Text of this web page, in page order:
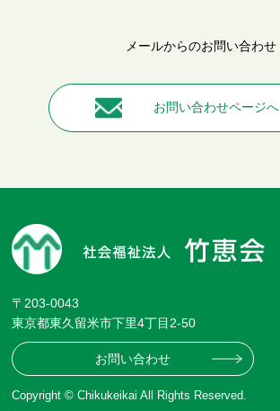
メールからのお問い合わせ
お問い合わせページへ
〒203-0043
東京都東久留米市下里4丁目2-50
お問い合わせ
Copyright © Chikukeikai All Rights Reserved.